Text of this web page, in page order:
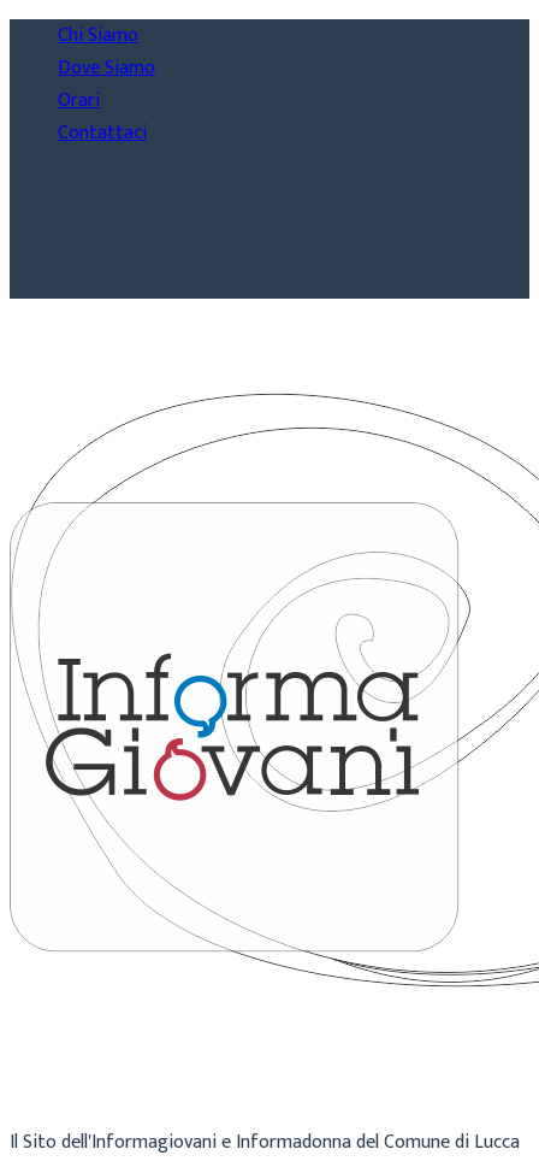
Chi Siamo
Dove Siamo
Orari
Contattaci
Il Sito dell'Informagiovani e Informadonna del Comune di Lucca